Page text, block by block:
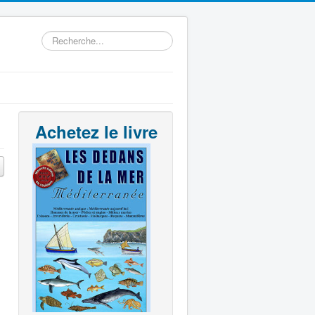
Rechercher
Achetez le livre